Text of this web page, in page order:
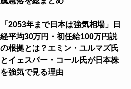
「2053年まで日本は強気相場」日
経平均30万円・初任給100万円説
の根拠とは？エミン・ユルマズ氏
とイェスパー・コール氏が日本株
を強気で見る理由